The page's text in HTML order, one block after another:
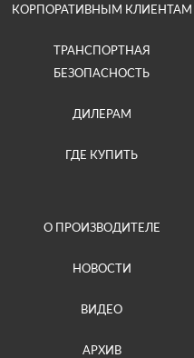
КОРПОРАТИВНЫМ КЛИЕНТАМ
ТРАНСПОРТНАЯ
БЕЗОПАСНОСТЬ
ДИЛЕРАМ
ГДЕ КУПИТЬ
О ПРОИЗВОДИТЕЛЕ
НОВОСТИ
ВИДЕО
АРХИВ